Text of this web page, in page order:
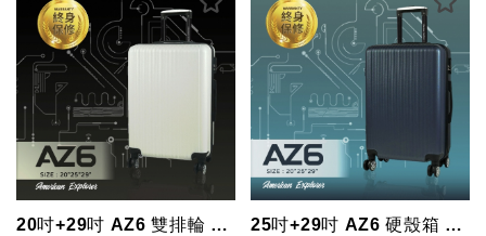
20吋+29吋 AZ6 雙排輪 輕量 旅行箱 特賣 終身保修 行李箱 硬殼箱 霧... 25吋+29吋 AZ6 硬殼箱 霧面防刮 特賣 行李箱 輕量 飛機大輪組 旅行箱...